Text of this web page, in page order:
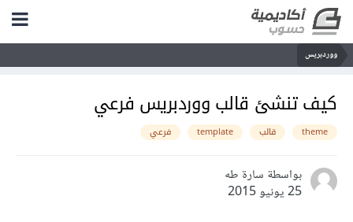
ووردبريس
كيف تنشئ قالب ووردبريس فرعي
theme قالب template فرعي
بواسطة سارة طه
25 يونيو 2015